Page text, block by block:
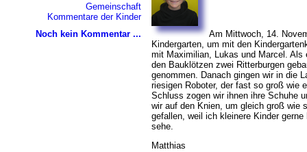
Gemeinschaft
Kommentare der Kinder
Noch kein Kommentar ...
Am Mittwoch, 14.
Kindergarten, um mit den
mit Maximilian, Lukas und Marcel.
den Bauklötzen zwei Ritterburgen
genommen. Danach gingen wir in die
riesigen Roboter, der fast so groß wie
Schluss zogen wir ihnen ihre Schuhe
wir auf den Knien, um gleich groß wie
gefallen, weil ich kleinere Kinder
sehe.
Matthias